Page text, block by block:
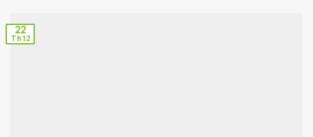
22
Th12